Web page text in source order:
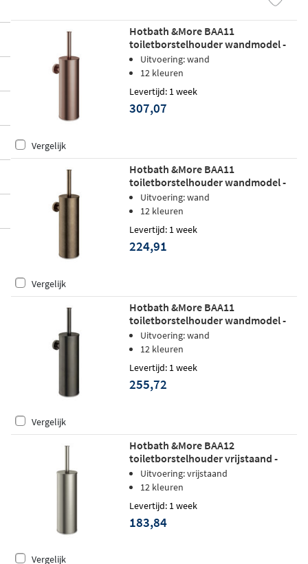
Hotbath &More BAA11
toiletborstelhouder wandmodel -
Geborsteld koper PVD
Uitvoering: wand
12 kleuren
Levertijd: 1 week
307,07
Vergelijk
Hotbath &More BAA11
toiletborstelhouder wandmodel -
Verouderd messing
Uitvoering: wand
12 kleuren
Levertijd: 1 week
224,91
Vergelijk
Hotbath &More BAA11
toiletborstelhouder wandmodel -
Verouderd ijzer
Uitvoering: wand
12 kleuren
Levertijd: 1 week
255,72
Vergelijk
Hotbath &More BAA12
toiletborstelhouder vrijstaand -
Geborsteld nikkel
Uitvoering: vrijstaand
12 kleuren
Levertijd: 1 week
183,84
Vergelijk